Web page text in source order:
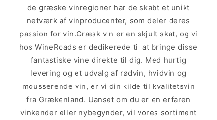
de græske vinregioner har de skabt et unikt
netværk af vinproducenter, som deler deres
passion for vin.Græsk vin er en skjult skat, og vi
hos WineRoads er dedikerede til at bringe disse
fantastiske vine direkte til dig. Med hurtig
levering og et udvalg af rødvin, hvidvin og
mousserende vin, er vi din kilde til kvalitetsvin
fra Grækenland. Uanset om du er en erfaren
vinkender eller nybegynder, vil vores sortiment